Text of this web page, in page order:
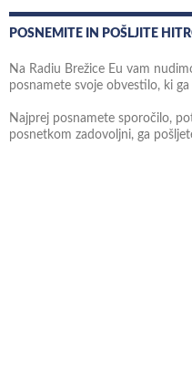
POSNEMITE IN POŠLJITE
Na Radiu Brežice Eu vam
posnamete svoje obvestilo, ki
Najprej posnamete sporočilo,
posnetkom zadovoljni, ga